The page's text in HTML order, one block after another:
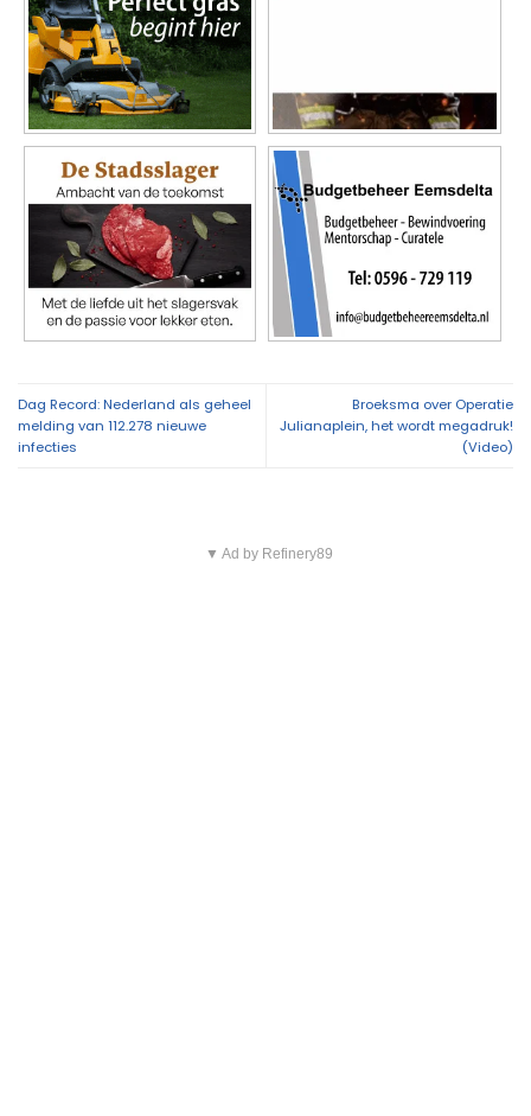
Dag Record: Nederland als geheel
melding van 112.278 nieuwe
infecties
Broeksma over Operatie
Julianaplein, het wordt megadruk!
(Video)
▼ Ad by Refinery89